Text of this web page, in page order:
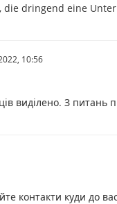
dringend eine
10:56
виділено. З
контакти куди до